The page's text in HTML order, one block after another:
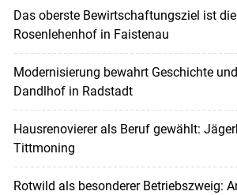
Das oberste Bewirtschaftungsziel ist
Rosenlehenhof in Faistenau
Modernisierung bewahrt Geschichte
Dandlhof in Radstadt
Hausrenovierer als Beruf gewählt:
Tittmoning
Rotwild als besonderer Betriebszweig: